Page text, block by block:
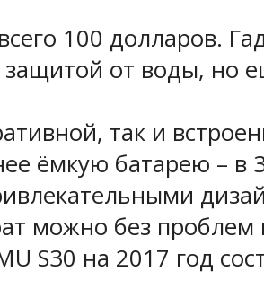
100 долларов.
защитой от воды, но
так и
ёмкую батарею – в
можно без проблем
S30 на 2017 год